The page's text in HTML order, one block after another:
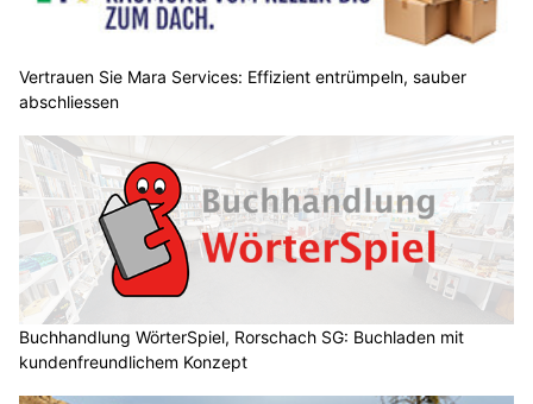
Vertrauen Sie Mara Services: Effizient entrümpeln, sauber
abschliessen
Buchhandlung WörterSpiel, Rorschach SG: Buchladen mit
kundenfreundlichem Konzept